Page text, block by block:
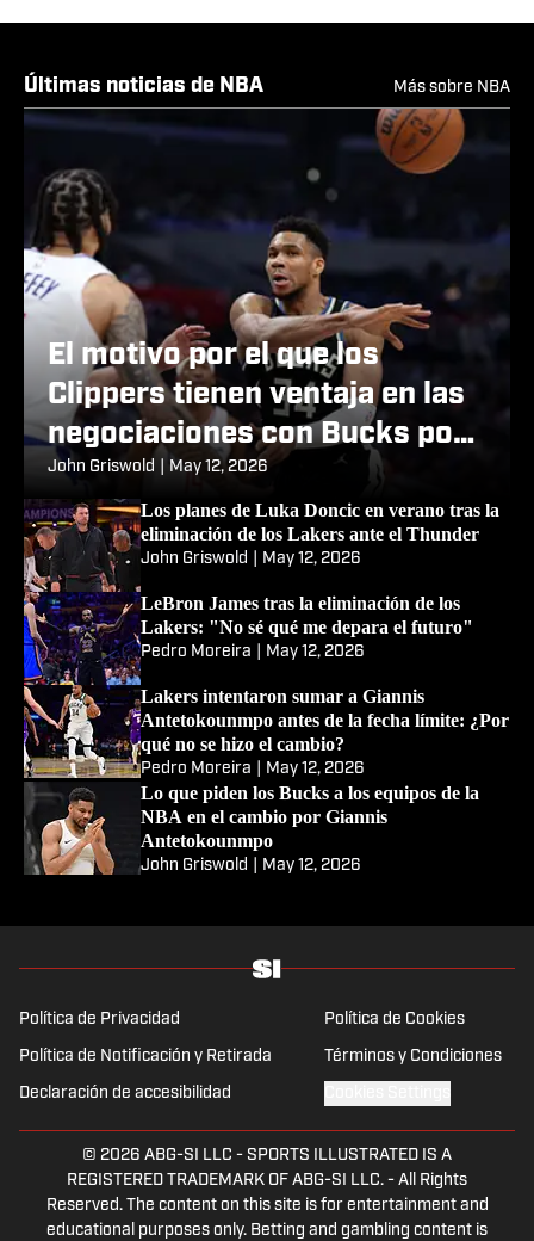
Últimas noticias de NBA Más sobre NBA
El motivo por el que los
Clippers tienen ventaja en las
negociaciones con Bucks por
Giannis Antetokounmpo
John Griswold May 12, 2026
Los planes de Luka Doncic en verano tras la
eliminación de los Lakers ante el Thunder
John Griswold May 12, 2026
LeBron James tras la eliminación de los
Lakers: "No sé qué me depara el futuro"
Pedro Moreira May 12, 2026
Lakers intentaron sumar a Giannis
Antetokounmpo antes de la fecha límite: ¿Por
qué no se hizo el cambio?
Pedro Moreira May 12, 2026
Lo que piden los Bucks a los equipos de la
NBA en el cambio por Giannis
Antetokounmpo
John Griswold May 12, 2026
Política de Privacidad Política de Cookies
Política de Notificación y Retirada Términos y Condiciones
Declaración de accesibilidad
© 2026 ABG-SI LLC - SPORTS ILLUSTRATED IS A
REGISTERED TRADEMARK OF ABG-SI LLC. - All Rights
Reserved. The content on this site is for entertainment and
educational purposes only. Betting and gambling content is